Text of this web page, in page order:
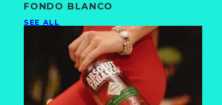
FONDO BLANCO
SEE ALL